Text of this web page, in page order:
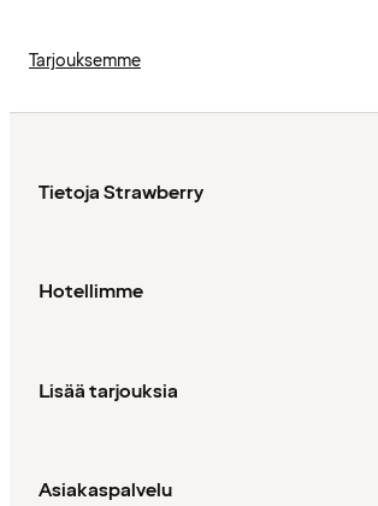
Tarjouksemme
Tietoja Strawberry
Hotellimme
Lisää tarjouksia
Asiakaspalvelu